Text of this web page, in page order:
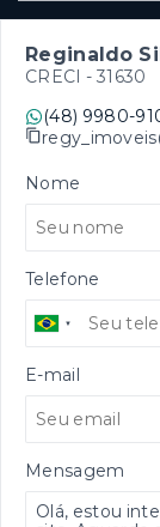
Reginaldo
CRECI - 31630
(48) 9980-
Nome
Telefone
E-mail
Mensagem